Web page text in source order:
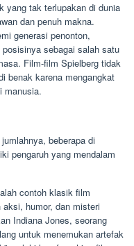
yang tak terlupakan di dunia
dan penuh makna.
generasi penonton,
sebagai salah satu
Film-film Spielberg tidak
benak karena mengangkat
manusia.
beberapa di
pengaruh yang mendalam
contoh klasik film
aksi, humor, dan misteri
Indiana Jones, seorang
untuk menemukan artefak